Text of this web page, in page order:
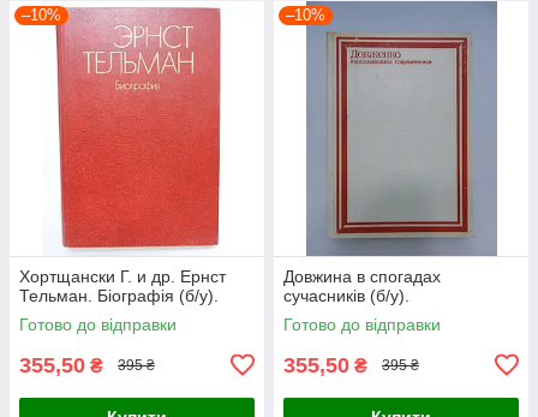
–10%
Хортщански Г. и др. Ернст
Тельман. Біографія (б/у).
Готово до відправки
355,50 ₴ 395 ₴
–10%
Довжина в спогадах
сучасників (б/у).
Готово до відправки
355,50 ₴ 395 ₴